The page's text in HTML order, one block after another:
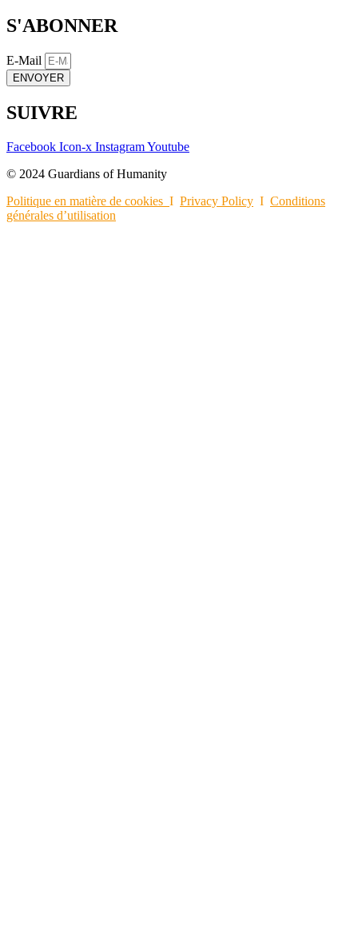
S'ABONNER
E-Mail
ENVOYER
SUIVRE
Facebook Icon-x InstagramYoutube
© 2024 Guardians of Humanity
Politique en matière de cookies I Privacy Policy I Conditions
générales d’utilisation